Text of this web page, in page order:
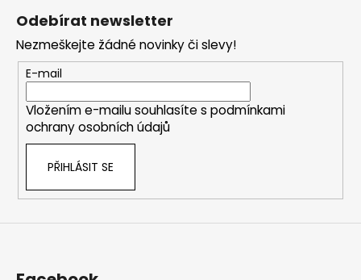
Odebírat newsletter
Nezmeškejte žádné novinky či slevy!
E-mail
Vložením e-mailu souhlasíte s podmínkami
ochrany osobních údajů
PŘIHLÁSIT SE